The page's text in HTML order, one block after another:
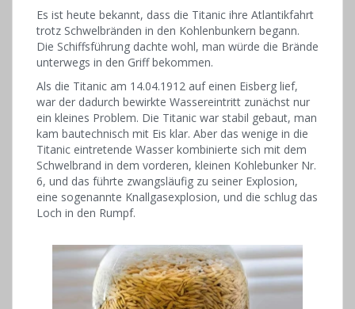
Es ist heute bekannt, dass die Titanic ihre Atlantikfahrt
trotz Schwelbränden in den Kohlenbunkern begann.
Die Schiffsführung dachte wohl, man würde die Brände
unterwegs in den Griff bekommen.
Als die Titanic am 14.04.1912 auf einen Eisberg lief,
war der dadurch bewirkte Wassereintritt zunächst nur
ein kleines Problem. Die Titanic war stabil gebaut, man
kam bautechnisch mit Eis klar. Aber das wenige in die
Titanic eintretende Wasser kombinierte sich mit dem
Schwelbrand in dem vorderen, kleinen Kohlebunker Nr.
6, und das führte zwangsläufig zu seiner Explosion,
eine sogenannte Knallgasexplosion, und die schlug das
Loch in den Rumpf.